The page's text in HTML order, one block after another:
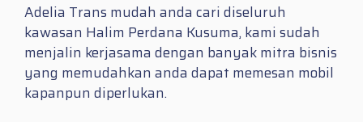
Adelia Trans mudah anda cari diseluruh
kawasan Halim Perdana Kusuma, kami sudah
menjalin kerjasama dengan banyak mitra bisnis
yang memudahkan anda dapat memesan mobil
kapanpun diperlukan.